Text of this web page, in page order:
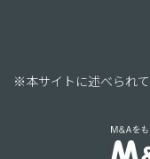
※本サイトに述べられ